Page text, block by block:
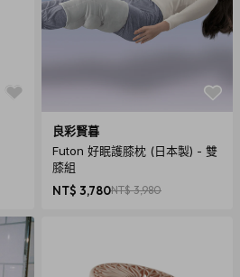
良彩賢暮
Futon 好眠護膝枕 (日本製) - 雙
膝組
NT$ 3,780NT$ 3,980